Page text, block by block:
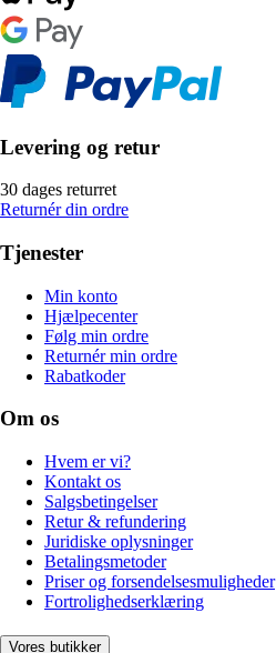
Levering og retur
30 dages returret
Returnér din ordre
Tjenester
Min konto
Hjælpecenter
Følg min ordre
Returnér min ordre
Rabatkoder
Om os
Hvem er vi?
Kontakt os
Salgsbetingelser
Retur & refundering
Juridiske oplysninger
Betalingsmetoder
Priser og forsendelsesmuligheder
Fortrolighedserklæring
Vores butikker